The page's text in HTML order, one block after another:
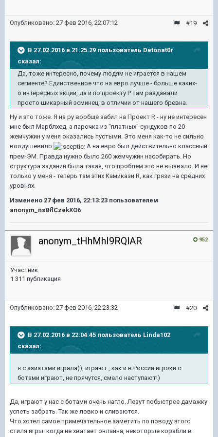
#19
Опубликовано: 27 фев 2016, 22:07:12
В 27.02.2016 в 21:25:29 пользователь Detonat0r
сказал:
Да, тоже интересно, почему людям не играется в нашем
сегменте? Единственное что на евро лучше - больше каких-
о интересных акций, да и по проекту Р там раздавали
просто шикарный эсминец, в отличии от нашего бревна.
Ну и это тоже. Я на ру вообще забил на Проект R - ну не интересен
мне был Марблхед, а парочка из "платных" сундуков по 20
жемчужин у меня оказались пустыми. Это меня как-то не сильно
воодушевило
А на евро был действительно классный
прем-ЭМ. Правда нужно было 260 жемчужин насобирать. Но
структура заданий была такая, что проблем это не вызвало. И не
только у меня - теперь там этих Камикази R, как грязи на средних
уровнях.
Изменено 27 фев 2016, 22:13:23 пользователем
anonym_nsBflCzekXO6
952
anonym_tHhMhI9RQlAR
Участник
1 311 публикация
#20
Опубликовано: 27 фев 2016, 22:23:32
В 27.02.2016 в 22:04:45 пользователь Linda102
сказал:
я с азиатами играла)), играют , как и в России игроки с
ботами играют, не прячутся, смело наступают!)
Да, играют у нас с ботами очень нагло. Лезут побыстрее дамажку
успеть забрать. Так же ловко и сливаются.
Что хотел самое примечательное заметить по поводу этого
стиля игры: когда не хватает онлайна, некоторые корабли в